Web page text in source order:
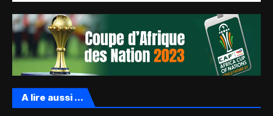
A lire aussi ...